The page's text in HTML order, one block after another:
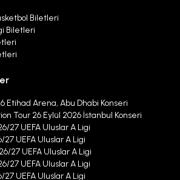
Biletleri
Biletleri
Etihad Arena, Abu Dhabi Konseri
Tour 26 Eylül 2026 İstanbul Konseri
27 UEFA Uluslar A Ligi
UEFA Uluslar A Ligi
27 UEFA Uluslar A Ligi
27 UEFA Uluslar A Ligi
UEFA Uluslar A Ligi